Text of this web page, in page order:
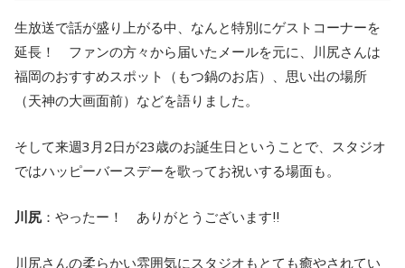
生放送で話が盛り上がる中、なんと特別にゲストコーナーを
延長！ ファンの方々から届いたメールを元に、川尻さんは
福岡のおすすめスポット（もつ鍋のお店）、思い出の場所
（天神の大画面前）などを語りました。
そして来週3月2日が23歳のお誕生日ということで、スタジオ
ではハッピーバースデーを歌ってお祝いする場面も。
川尻：やったー！ ありがとうございます‼︎
川尻さんの柔らかい雰囲気にスタジオもとても癒やされてい